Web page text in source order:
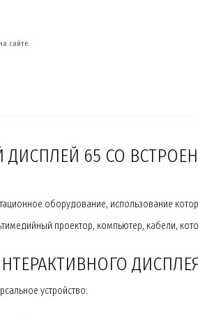
сайте.
65 СО
оборудование, использование
проектор, компьютер, кабели,
устройство: